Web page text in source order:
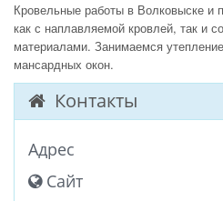
Кровельные работы в Волковыске и
как с наплавляемой кровлей, так и
материалами. Занимаемся
мансардных окон.
Контакты
Адрес
Сайт